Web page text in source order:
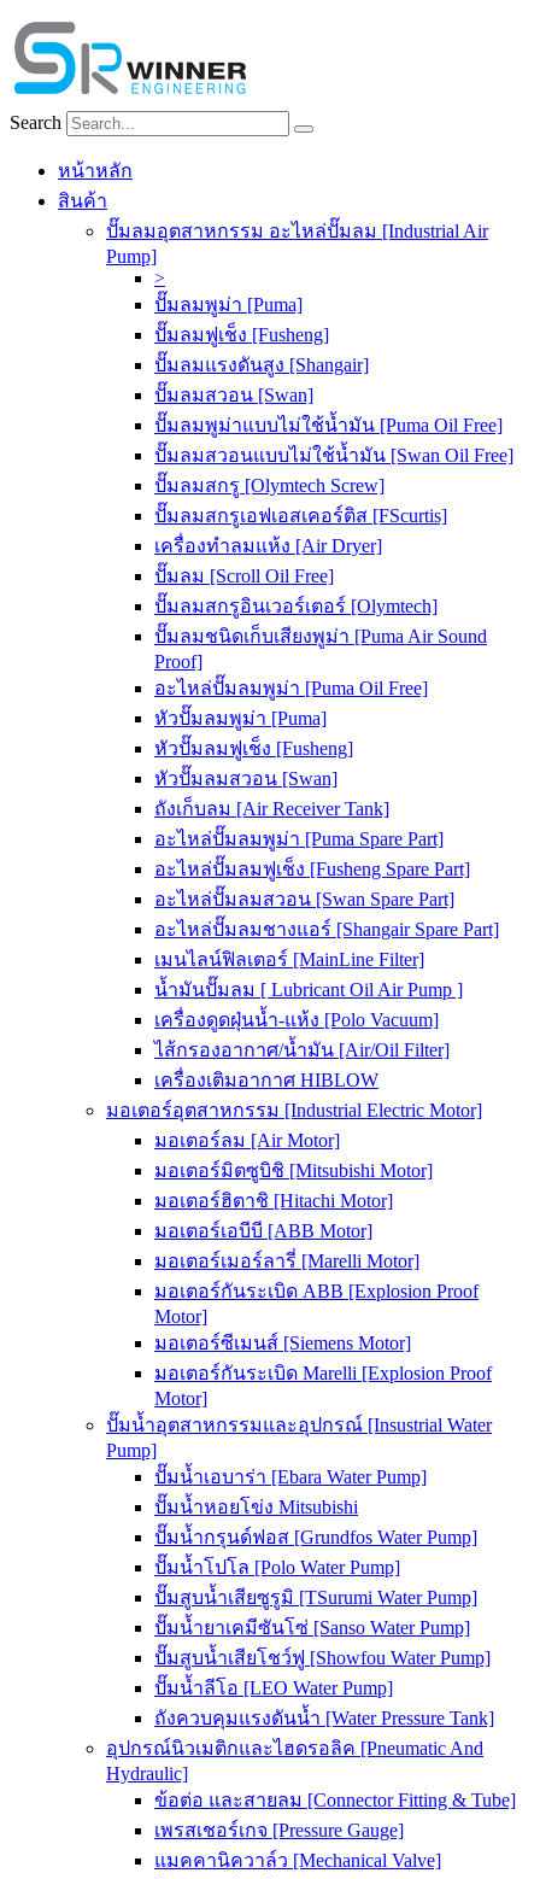
Skip
to
content
Search
หน้าหลัก
สินค้า
ปั๊มลมอุตสาหกรรม อะไหล่ปั๊มลม [Industrial Air
Pump]
>
ปั๊มลมพูม่า [Puma]
ปั๊มลมฟูเช็ง [Fusheng]
ปั๊มลมแรงดันสูง [Shangair]
ปั๊มลมสวอน [Swan]
ปั๊มลมพูม่าแบบไม่ใช้น้ำมัน [Puma Oil Free]
ปั๊มลมสวอนแบบไม่ใช้น้ำมัน [Swan Oil Free]
ปั๊มลมสกรู [Olymtech Screw]
ปั๊มลมสกรูเอฟเอสเคอร์ติส [FScurtis]
เครื่องทำลมแห้ง [Air Dryer]
ปั๊มลม [Scroll Oil Free]
ปั๊มลมสกรูอินเวอร์เตอร์ [Olymtech]
ปั๊มลมชนิดเก็บเสียงพูม่า [Puma Air Sound
Proof]
อะไหล่ปั๊มลมพูม่า [Puma Oil Free]
หัวปั๊มลมพูม่า [Puma]
หัวปั๊มลมฟูเช็ง [Fusheng]
หัวปั๊มลมสวอน [Swan]
ถังเก็บลม [Air Receiver Tank]
อะไหล่ปั๊มลมพูม่า [Puma Spare Part]
อะไหล่ปั๊มลมฟูเช็ง [Fusheng Spare Part]
อะไหล่ปั๊มลมสวอน [Swan Spare Part]
อะไหล่ปั๊มลมชางแอร์ [Shangair Spare Part]
เมนไลน์ฟิลเตอร์ [MainLine Filter]
น้ำมันปั๊มลม [ Lubricant Oil Air Pump ]
เครื่องดูดฝุ่นน้ำ-แห้ง [Polo Vacuum]
ไส้กรองอากาศ/น้ำมัน [Air/Oil Filter]
เครื่องเติมอากาศ HIBLOW
มอเตอร์อุตสาหกรรม [Industrial Electric Motor]
มอเตอร์ลม [Air Motor]
มอเตอร์มิตซูบิชิ [Mitsubishi Motor]
มอเตอร์ฮิตาชิ [Hitachi Motor]
มอเตอร์เอบีบี [ABB Motor]
มอเตอร์เมอร์ลารี่ [Marelli Motor]
มอเตอร์กันระเบิด ABB [Explosion Proof
Motor]
มอเตอร์ซีเมนส์ [Siemens Motor]
มอเตอร์กันระเบิด Marelli [Explosion Proof
Motor]
ปั๊มน้ำอุตสาหกรรมและอุปกรณ์ [Insustrial Water
Pump]
ปั๊มน้ำเอบาร่า [Ebara Water Pump]
ปั๊มน้ำหอยโข่ง Mitsubishi
ปั๊มน้ำกรุนด์ฟอส [Grundfos Water Pump]
ปั๊มน้ำโปโล [Polo Water Pump]
ปั๊มสูบน้ำเสียซูรูมิ [TSurumi Water Pump]
ปั๊มน้ำยาเคมีซันโซ่ [Sanso Water Pump]
ปั๊มสูบน้ำเสียโชว์ฟู [Showfou Water Pump]
ปั๊มน้ำลีโอ [LEO Water Pump]
ถังควบคุมแรงดันน้ำ [Water Pressure Tank]
อุปกรณ์นิวเมติกและไฮดรอลิค [Pneumatic And
Hydraulic]
ข้อต่อ และสายลม [Connector Fitting & Tube]
เพรสเชอร์เกจ [Pressure Gauge]
แมคคานิควาล์ว [Mechanical Valve]